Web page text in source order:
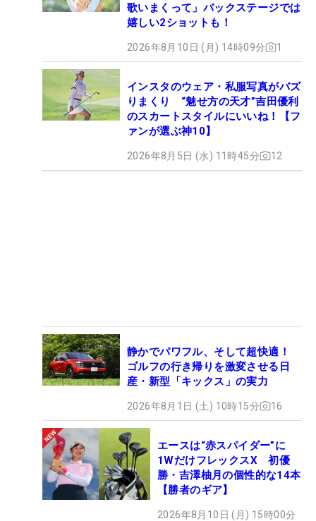
歌いまくって」バックステージでは
嬉しい2ショットも！
2026年8月10日 (月) 14時09分 1
インスタのウェア・私服写真がバズ
りまくり “魅せ方の天才”吉田優利
のスカートスタイルにいいね！【フ
ァンが選ぶ神10】
2026年8月5日 (水) 11時45分 12
静かでパワフル、そして超快適！
ゴルフの行き帰りを激変させる日
産・新型「キックス」の実力
2026年8月1日 (土) 10時15分 16
エースは“赤スパイダー”に
1WだけフレックスX 初優
勝・吉澤柚月の個性的な14本
【勝者のギア】
2026年8月10日 (月) 15時00分